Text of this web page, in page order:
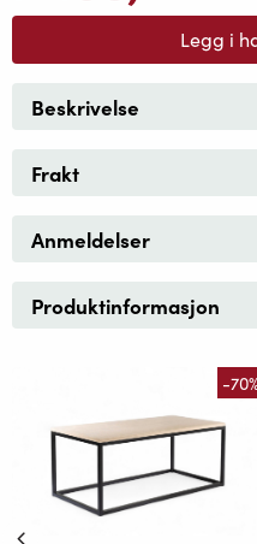
Legg i
Beskrivelse
Frakt
Anmeldelser
Produktinformasjon
-